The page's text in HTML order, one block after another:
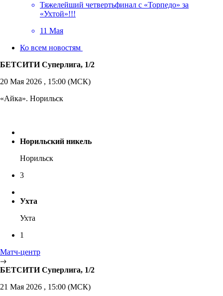
Тяжелейший четвертьфинал с «Торпедо» за
«Ухтой»!!!
11 Мая
Ко всем новостям
БЕТСИТИ Суперлига, 1/2
20 Мая 2026 , 15:00 (МСК)
«Айка». Норильск
Норильский никель
Норильск
3
Ухта
Ухта
1
Матч-центр
БЕТСИТИ Суперлига, 1/2
21 Мая 2026 , 15:00 (МСК)